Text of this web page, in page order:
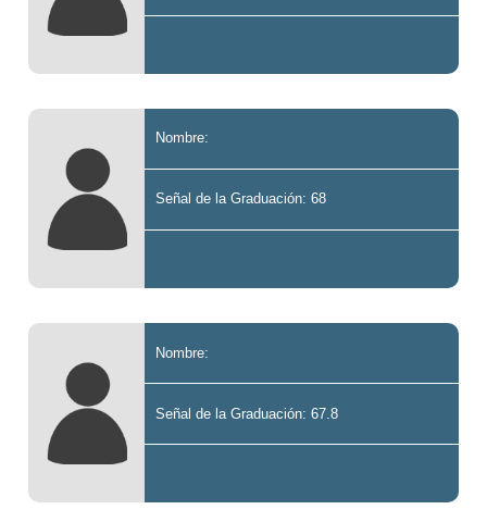
Nombre:
Señal de la Graduación: 68
Nombre:
Señal de la Graduación: 67.8